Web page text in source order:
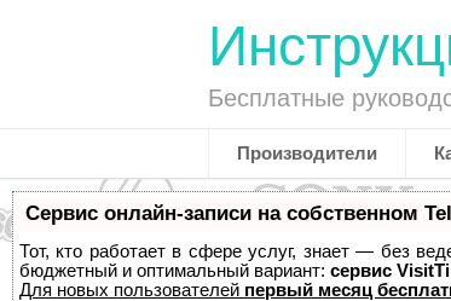
Бесплатные
Производители
Сервис онлайн-записи на собственном
Тот, кто работает в сфере услуг, знает — без
бюджетный и оптимальный вариант: сервис
Для новых пользователей первый месяц